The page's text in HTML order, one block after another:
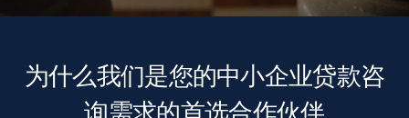
为什么我们是您的中小企业贷款咨